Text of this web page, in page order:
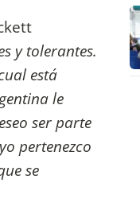
y tolerantes.
está
le
ser parte
pertenezco
se